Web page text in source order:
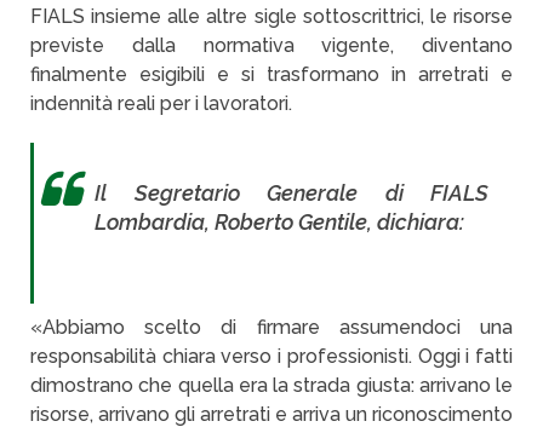
FIALS insieme alle altre sigle sottoscrittrici, le risorse
previste dalla normativa vigente, diventano
finalmente esigibili e si trasformano in arretrati e
indennità reali per i lavoratori.
Il Segretario Generale di FIALS
Lombardia, Roberto Gentile, dichiara:
«Abbiamo scelto di firmare assumendoci una
responsabilità chiara verso i professionisti. Oggi i fatti
dimostrano che quella era la strada giusta: arrivano le
risorse, arrivano gli arretrati e arriva un riconoscimento